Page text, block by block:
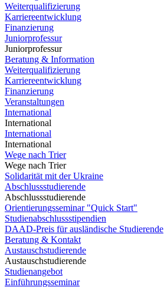
Weiterqualifizierung
Karriereentwicklung
Finanzierung
Juniorprofessur
Juniorprofessur
Beratung & Information
Weiterqualifizierung
Karriereentwicklung
Finanzierung
Veranstaltungen
International
International
International
International
Wege nach Trier
Wege nach Trier
Solidarität mit der Ukraine
Abschlussstudierende
Abschlussstudierende
Orientierungsseminar "Quick Start"
Studienabschlussstipendien
DAAD-Preis für ausländische Studierende
Beratung & Kontakt
Austauschstudierende
Austauschstudierende
Studienangebot
Einführungsseminar